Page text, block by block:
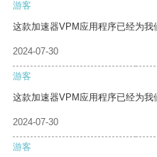
游客
这款加速器VPM应用程序已经为我
2024-07-30
游客
这款加速器VPM应用程序已经为我
2024-07-30
游客